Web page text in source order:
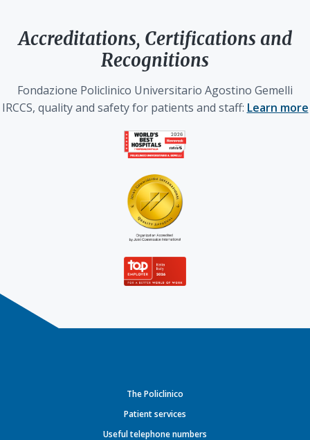
Accreditations, Certifications and
Recognitions
Fondazione Policlinico Universitario Agostino Gemelli
IRCCS, quality and safety for patients and staff: Learn more
The Policlinico
Patient services
Useful telephone numbers